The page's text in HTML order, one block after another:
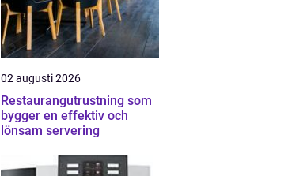
02 augusti 2026
Restaurangutrustning som
bygger en effektiv och
lönsam servering